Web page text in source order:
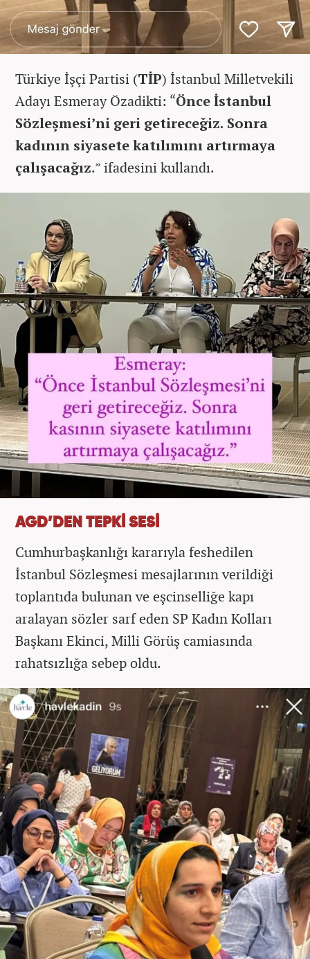
Türkiye İşçi Partisi (TİP) İstanbul Milletvekili
Adayı Esmeray Özadikti: “Önce İstanbul
Sözleşmesi’ni geri getireceğiz. Sonra
kadının siyasete katılımını artırmaya
çalışacağız.” ifadesini kullandı.
AGD’DEN TEPKİ SESİ
Cumhurbaşkanlığı kararıyla feshedilen
İstanbul Sözleşmesi mesajlarının verildiği
toplantıda bulunan ve eşcinselliğe kapı
aralayan sözler sarf eden SP Kadın Kolları
Başkanı Ekinci, Milli Görüş camiasında
rahatsızlığa sebep oldu.